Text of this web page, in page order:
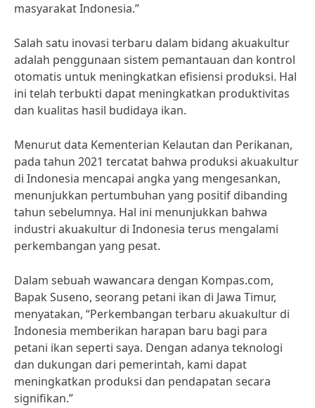
masyarakat Indonesia.”
Salah satu inovasi terbaru dalam bidang akuakultur
adalah penggunaan sistem pemantauan dan kontrol
otomatis untuk meningkatkan efisiensi produksi. Hal
ini telah terbukti dapat meningkatkan produktivitas
dan kualitas hasil budidaya ikan.
Menurut data Kementerian Kelautan dan Perikanan,
pada tahun 2021 tercatat bahwa produksi akuakultur
di Indonesia mencapai angka yang mengesankan,
menunjukkan pertumbuhan yang positif dibanding
tahun sebelumnya. Hal ini menunjukkan bahwa
industri akuakultur di Indonesia terus mengalami
perkembangan yang pesat.
Dalam sebuah wawancara dengan Kompas.com,
Bapak Suseno, seorang petani ikan di Jawa Timur,
menyatakan, “Perkembangan terbaru akuakultur di
Indonesia memberikan harapan baru bagi para
petani ikan seperti saya. Dengan adanya teknologi
dan dukungan dari pemerintah, kami dapat
meningkatkan produksi dan pendapatan secara
signifikan.”